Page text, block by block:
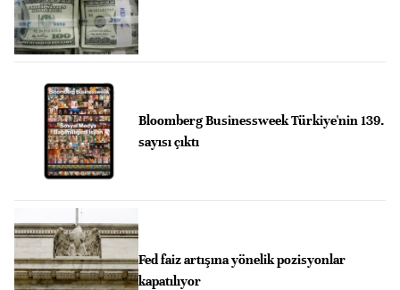
Bloomberg Businessweek Türkiye'nin 139.
sayısı çıktı
Fed faiz artışına yönelik pozisyonlar
kapatılıyor